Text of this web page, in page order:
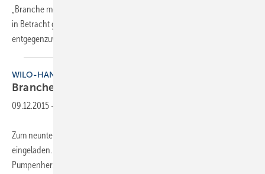
„Branche meets Hochschule“ wurden verschiedene Lösungsansätze
in Betracht gezogen, um der Personalknappheit
entgegenzuwirken.
WILO-HANDWERKERTAGE
Branchentreff mit
09.12.2015 -
Zum neunten Mal hatte Wilo Anfang Oktober zu den Handwerkertagen
eingeladen. Rund 500 SHK-Fachhandwerker waren der Einladung des
Pumpenherstellers nach Bremen gefolgt. Fazit: Die Digitalisierung ist in